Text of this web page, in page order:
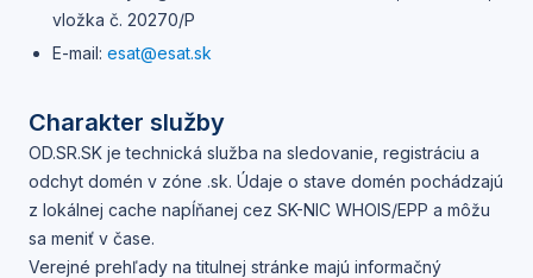
vložka č. 20270/P
E-mail: esat@esat.sk
Charakter služby
OD.SR.SK je technická služba na sledovanie, registráciu a
odchyt domén v zóne .sk. Údaje o stave domén pochádzajú
z lokálnej cache napĺňanej cez SK-NIC WHOIS/EPP a môžu
sa meniť v čase.
Verejné prehľady na titulnej stránke majú informačný